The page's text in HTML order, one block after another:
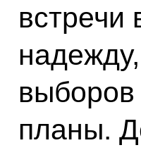
встречи
выборов
планы.